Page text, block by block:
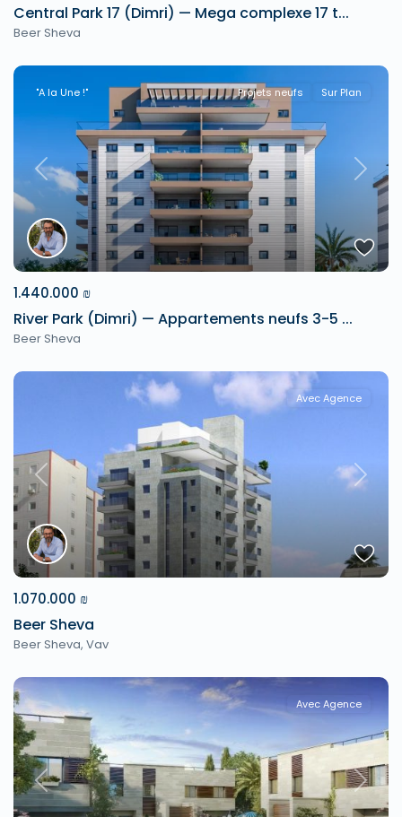
Central Park 17 (Dimri) — Mega complexe 17 t...
Beer Sheva
Previous Next
"A la Une !" Projets neufs Sur Plan
1.440.000 ₪
River Park (Dimri) — Appartements neufs 3-5 ...
Beer Sheva
Previous Next
Avec Agence
1.070.000 ₪
Beer Sheva
Beer Sheva, Vav
Previous Next
Avec Agence